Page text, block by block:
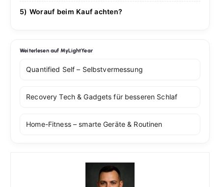
App-Abos je nach Hersteller. Für Navigation,
5) Worauf beim Kauf achten?
Export/Integrationen (Apple Health, Google Fit,
Weiterlesen auf MyLightYear
Quantified Self – Selbstvermessung
Recovery Tech & Gadgets für besseren Schlaf
Home-Fitness – smarte Geräte & Routinen